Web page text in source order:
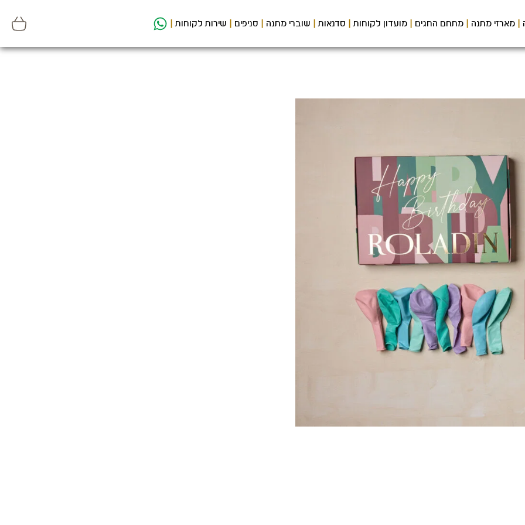
מארזי מתנה מתחם החגים מועדון לקוחות סדנאות שוברי מתנה סניפים שירות לקוחות